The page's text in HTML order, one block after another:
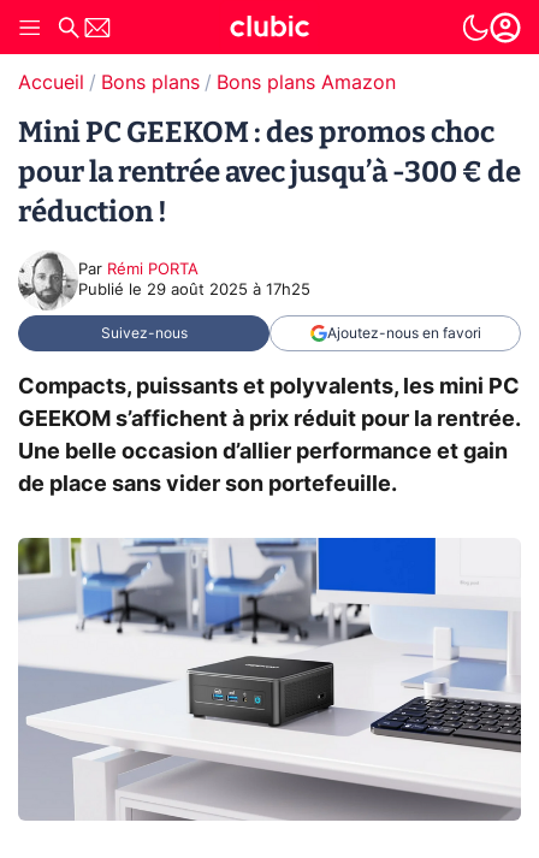
Accueil Bons plans Bons plans Amazon
Mini PC GEEKOM : des promos choc
pour la rentrée avec jusqu’à -300 € de
réduction !
Par Rémi PORTA
Publié le 29 août 2025 à 17h25
Suivez-nous Ajoutez-nous en favori
Compacts, puissants et polyvalents, les mini PC
GEEKOM s’affichent à prix réduit pour la rentrée.
Une belle occasion d’allier performance et gain
de place sans vider son portefeuille.